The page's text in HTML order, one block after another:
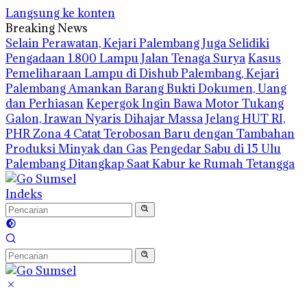
Langsung ke konten
Breaking News
Selain Perawatan, Kejari Palembang Juga Selidiki
Pengadaan 1.800 Lampu Jalan Tenaga SuryaKasus
Pemeliharaan Lampu di Dishub Palembang, Kejari
Palembang Amankan Barang Bukti Dokumen, Uang
dan PerhiasanKepergok Ingin Bawa Motor Tukang
Galon, Irawan Nyaris Dihajar MassaJelang HUT RI,
PHR Zona 4 Catat Terobosan Baru dengan Tambahan
Produksi Minyak dan Gas Pengedar Sabu di 15 Ulu
Palembang Ditangkap Saat Kabur ke Rumah Tetangga
Indeks